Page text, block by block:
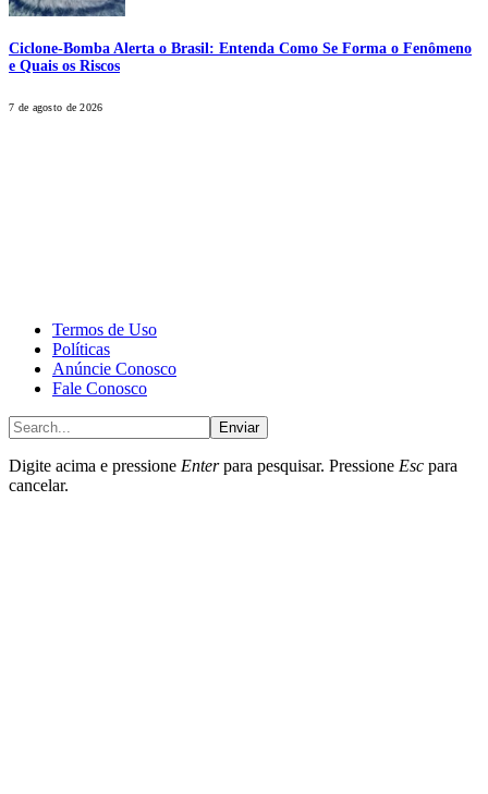
Ciclone-Bomba Alerta o Brasil: Entenda Como Se Forma o Fenômeno
e Quais os Riscos
7 de agosto de 2026
Termos de Uso
Políticas
Anúncie Conosco
Fale Conosco
Enviar
Digite acima e pressione Enterpara pesquisar. Pressione Esc para
cancelar.